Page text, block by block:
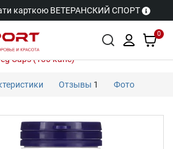
карткою ВЕТЕРАНСКИЙ СПОРТ
0
Caps (180 капс)
Отзывы 1 Фото